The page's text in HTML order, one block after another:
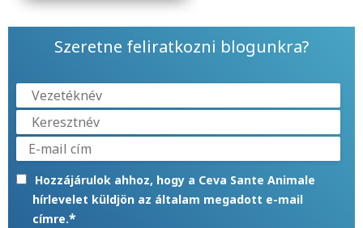
Szeretne feliratkozni blogunkra?
Hozzájárulok ahhoz, hogy a Ceva Sante Animale
hírlevelet küldjön az általam megadott e-mail
címre.*